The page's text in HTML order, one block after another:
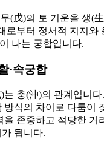
(戊)의 토 기운을 생(
로부터 정서적 지지와
나는 궁합입니다.
·속궁합
는 충(沖)의 관계입니
방식의 차이로 다툼이
을 존중하고 적당한 거
됩니다.